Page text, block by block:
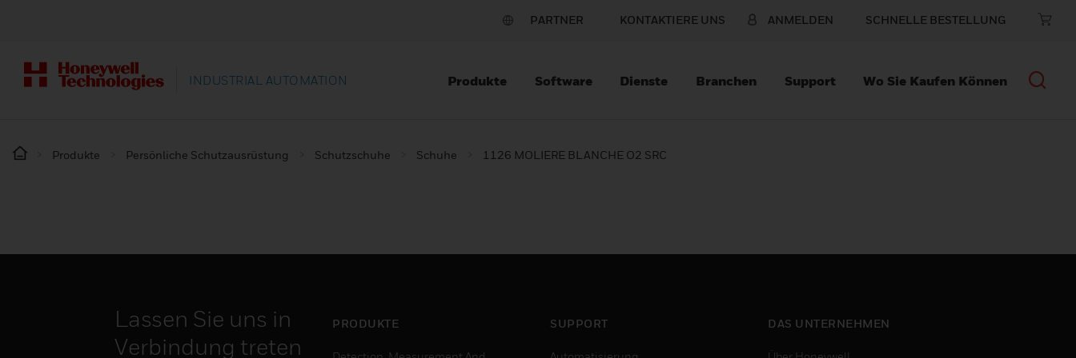
PARTNER KONTAKTIERE UNS ANMELDEN SCHNELLE BESTELLUNG
INDUSTRIAL AUTOMATION Produkte Software Dienste Branchen Support Wo Sie Kaufen Können
Produkte Persönliche Schutzausrüstung Schutzschuhe Schuhe 1126 MOLIERE BLANCHE O2 SRC
Lassen Sie uns in
Verbindung treten
PRODUKTE SUPPORT DAS UNTERNEHMEN